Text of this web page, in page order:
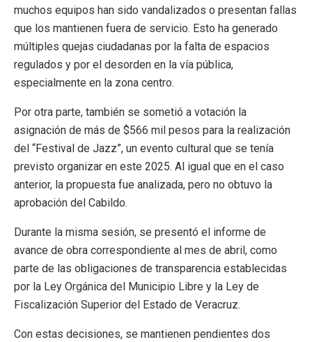
muchos equipos han sido vandalizados o presentan fallas
que los mantienen fuera de servicio. Esto ha generado
múltiples quejas ciudadanas por la falta de espacios
regulados y por el desorden en la vía pública,
especialmente en la zona centro.
Por otra parte, también se sometió a votación la
asignación de más de $566 mil pesos para la realización
del “Festival de Jazz”, un evento cultural que se tenía
previsto organizar en este 2025. Al igual que en el caso
anterior, la propuesta fue analizada, pero no obtuvo la
aprobación del Cabildo.
Durante la misma sesión, se presentó el informe de
avance de obra correspondiente al mes de abril, como
parte de las obligaciones de transparencia establecidas
por la Ley Orgánica del Municipio Libre y la Ley de
Fiscalización Superior del Estado de Veracruz.
Con estas decisiones, se mantienen pendientes dos